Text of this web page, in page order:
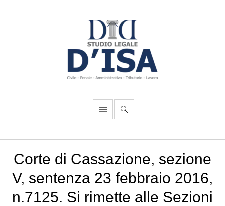
Corte di Cassazione, sezione
V, sentenza 23 febbraio 2016,
n.7125. Si rimette alle Sezioni